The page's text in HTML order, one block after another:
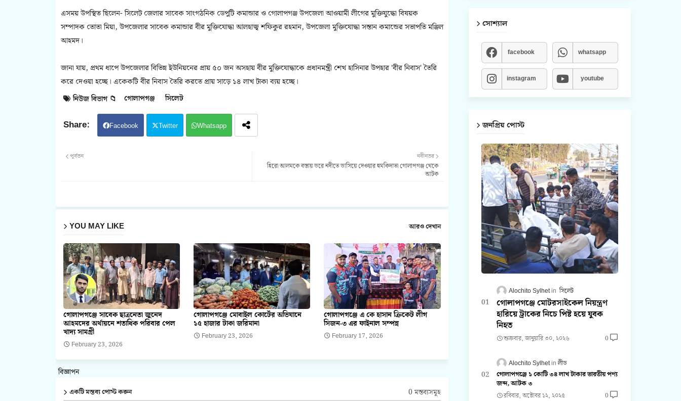
এসময় উপস্থিত ছিলেন- সিলেট জেলার সাবেক সাংগঠনিক ডেপুটি কমান্ডার ও গোলাপগঞ্জ উপজেলা আওয়ামী লীগের মুক্তিযুদ্ধো বিষয়ক
সম্পাদক তোতা মিয়া, উপজেলার সাবেক কমান্ডার বীর মুক্তিযোদ্ধা আলহাজ্ব শফিকুর রহমান, উপজেলা মুক্তিযোদ্ধা সন্তান কমান্ডের সভাপতি মঞ্জিল
আহমদ।
জানা যায়, প্রথম ধাপে উপজেলার বিভিন্ন ইউনিয়নের প্রায় ৫০ জন অসহায় বীর মুক্তিযোদ্ধাকে প্রধানমন্ত্রী শেখ হাসিনার উপহার 'বীর নিবাস' তৈরি
করে দেওয়া হচ্ছে। একেকটি বীর নিবাস তৈরি করতে প্রায় সাড়ে ১৪ লাখ টাকা ব্যয় হচ্ছে।
নিউজ বিভাগ 📁 গোলাপগঞ্জ সিলেট
Facebook Twitter Whatsapp
নবীনতর
হিরো আলমকে বস্তায় ভরে নদীতে ভাসিয়ে দেওয়ার হুমকিদাতা গোলাপগঞ্জ থেকে
আটক
পূর্বতন
YOU MAY LIKE আরও দেখান
গোলাপগঞ্জে সাবেক ছাত্রনেতা জুনেদ
আহমদের অর্থায়নে শতাধিক পরিবার পেল
খাদ্য সামগ্রী
February 23, 2026
গোলাপগঞ্জে মোবাইল কোর্টের অভিযানে
১৫ হাজার টাকা জরিমানা
February 23, 2026
গোলাপগঞ্জে এ কে হাসান ক্রিকেট লীগ
সিজন-৩ এর ফাইনাল সম্পন্ন
February 17, 2026
বিজ্ঞাপন
একটি মন্তব্য পোস্ট করুন 0 মন্তব্যসমূহ
সোশ্যাল
facebook whatsapp
instagram youtube
জনপ্রিয় পোস্ট
Alochito Sylhet সিলেট
গোলাপগঞ্জে মোটরসাইকেল নিয়ন্ত্রণ
হারিয়ে ট্রাকের নিচে পিষ্ট হয়ে যুবক
নিহত
শুক্রবার, জানুয়ারি ৩০, ২০২৬ 0
Alochito Sylhet লীড
গোলাপগঞ্জে ১ কোটি ৩৪ লাখ টাকার ভারতীয় পণ্য
জব্দ, আটক ৩
রবিবার, অক্টোবর ১২, ২০২৫ 0